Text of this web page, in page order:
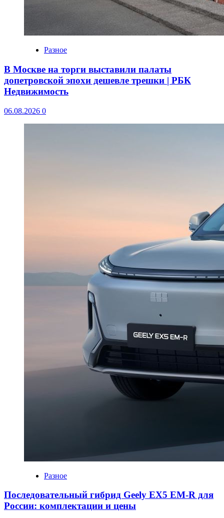
Разное
В Москве на торги выставили палаты
допетровской эпохи дешевле трешки | РБК
Недвижимость
06.08.2026 0
Разное
Последовательный гибрид Geely EX5 EM-R для
России: комплектации и цены